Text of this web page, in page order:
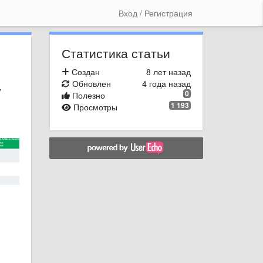
Вход / Регистрация
Статистика статьи
8 лет назад
Создан
4 года назад
Обновлен
0
Полезно
1 193
Просмотры